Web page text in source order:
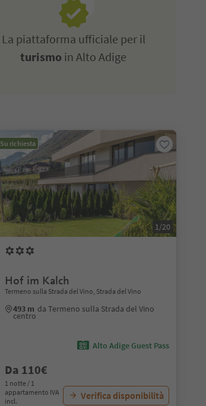
La piattaforma ufficiale per il
turismo in Alto Adige
Su richiesta
1/20
Hof im Kalch
Termeno sulla Strada del Vino, Strada del Vino
493 m da Termeno sulla Strada del Vino
centro
Alto Adige Guest Pass
Da 110€
1 notte / 1
appartamento IVA
incl.
Verifica disponibilità